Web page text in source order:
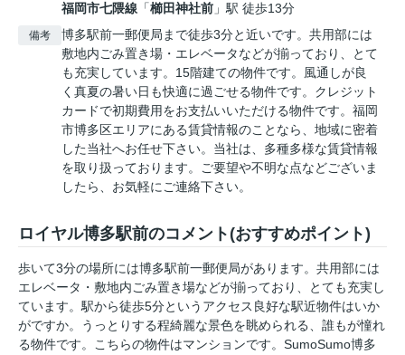
福岡市七隈線 「櫛田神社前 」駅 徒歩13分
備考
博多駅前一郵便局まで徒歩3分と近いです。共用部には
敷地内ごみ置き場・エレベータなどが揃っており、とて
も充実しています。15階建ての物件です。風通しが良
く真夏の暑い日も快適に過ごせる物件です。クレジット
カードで初期費用をお支払いいただける物件です。福岡
市博多区エリアにある賃貸情報のことなら、地域に密着
した当社へお任せ下さい。当社は、多種多様な賃貸情報
を取り扱っております。ご要望や不明な点などございま
したら、お気軽にご連絡下さい。
ロイヤル博多駅前のコメント(おすすめポイント)
歩いて3分の場所には博多駅前一郵便局があります。共用部には
エレベータ・敷地内ごみ置き場などが揃っており、とても充実し
ています。駅から徒歩5分というアクセス良好な駅近物件はいか
がですか。うっとりする程綺麗な景色を眺められる、誰もが憧れ
る物件です。こちらの物件はマンションです。SumoSumo博多